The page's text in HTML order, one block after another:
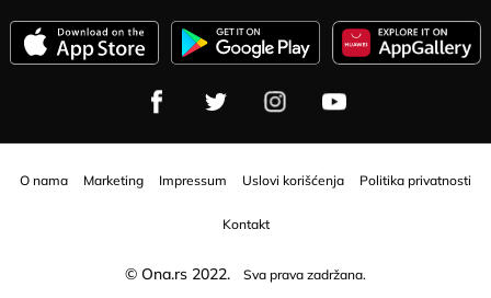
O nama Marketing Impressum Uslovi korišćenja Politika privatnosti
Kontakt
© Ona.rs 2022. Sva prava zadržana.